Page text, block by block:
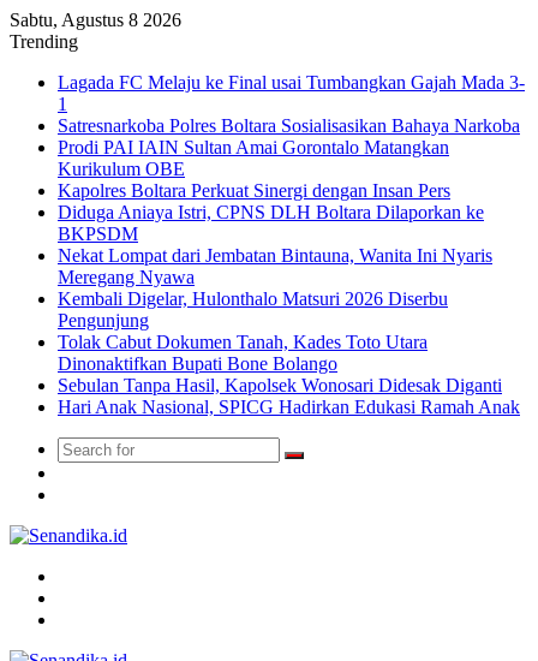
Sabtu, Agustus 8 2026
Trending
Lagada FC Melaju ke Final usai Tumbangkan Gajah Mada 3-
1
Satresnarkoba Polres Boltara Sosialisasikan Bahaya Narkoba
Prodi PAI IAIN Sultan Amai Gorontalo Matangkan
Kurikulum OBE
Kapolres Boltara Perkuat Sinergi dengan Insan Pers
Diduga Aniaya Istri, CPNS DLH Boltara Dilaporkan ke
BKPSDM
Nekat Lompat dari Jembatan Bintauna, Wanita Ini Nyaris
Meregang Nyawa
Kembali Digelar, Hulonthalo Matsuri 2026 Diserbu
Pengunjung
Tolak Cabut Dokumen Tanah, Kades Toto Utara
Dinonaktifkan Bupati Bone Bolango
Sebulan Tanpa Hasil, Kapolsek Wonosari Didesak Diganti
Hari Anak Nasional, SPICG Hadirkan Edukasi Ramah Anak
Search